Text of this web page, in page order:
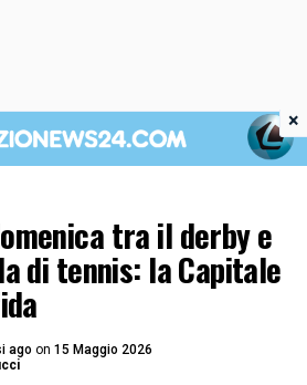
tra il derby e
di tennis: la Capitale
ago on 15 Maggio 2026
×